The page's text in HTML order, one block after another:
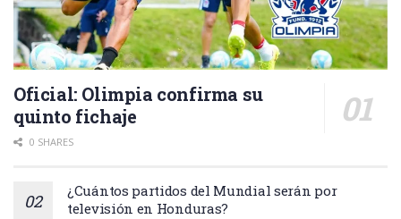
Oficial: Olimpia confirma su
quinto fichaje
0 SHARES
¿Cuántos partidos del Mundial serán por
televisión en Honduras?